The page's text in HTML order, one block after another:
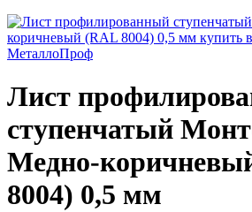
Лист
ступенчатый
Медно-
8004) 0,5 мм